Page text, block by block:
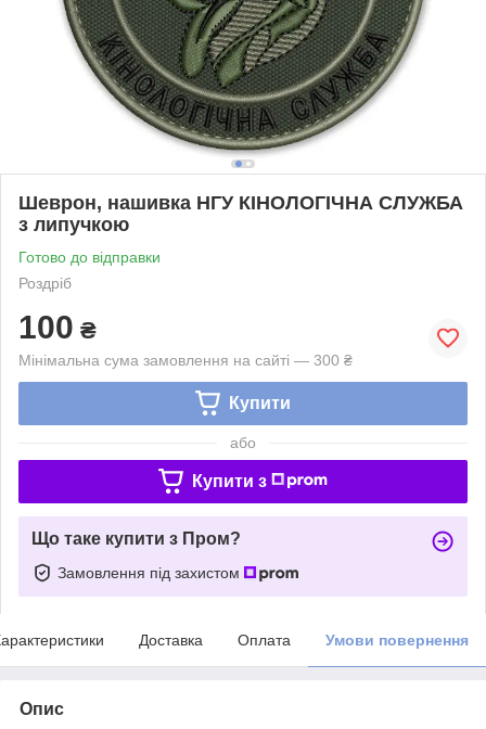
Шеврон, нашивка НГУ КІНОЛОГІЧНА СЛУЖБА
з липучкою
Готово до відправки
Роздріб
100 ₴
Мінімальна сума замовлення на сайті — 300 ₴
Купити
або
Купити з
Що таке купити з Пром?
Замовлення під захистом
Доставка Оплата Умови повернення
Опис